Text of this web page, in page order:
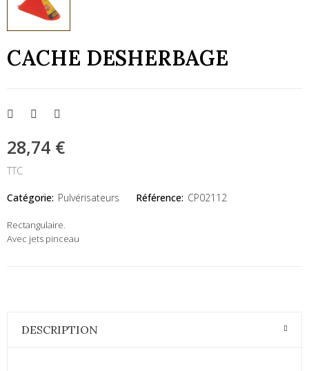
CACHE DESHERBAGE
28,74 €
TTC
Catégorie: Pulvérisateurs Référence: CP02112
Rectangulaire.
Avec jets pinceau
DESCRIPTION